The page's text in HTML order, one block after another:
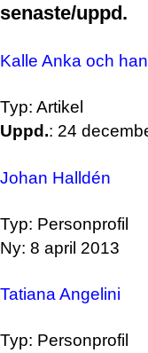
senaste/uppd.
Kalle Anka och
Typ: Artikel
Uppd.: 24
Johan Halldén
Typ: Personprofil
Ny: 8 april 2013
Tatiana Angelini
Typ: Personprofil